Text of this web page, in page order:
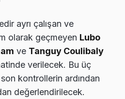
ayrı çalışan ve
olarak geçmeyen Lubo
ve Tanguy Coulibaly
verilecek. Bu üç
kontrollerin ardından
değerlendirilecek.